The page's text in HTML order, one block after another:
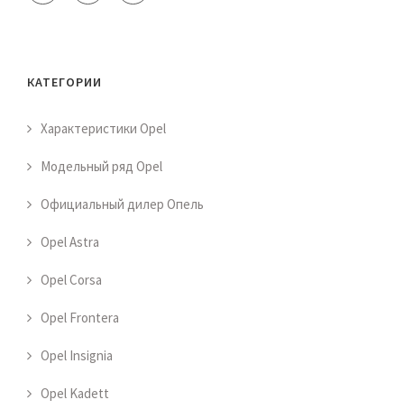
КАТЕГОРИИ
Характеристики Opel
Модельный ряд Opel
Официальный дилер Опель
Opel Astra
Opel Corsa
Opel Frontera
Opel Insignia
Opel Kadett